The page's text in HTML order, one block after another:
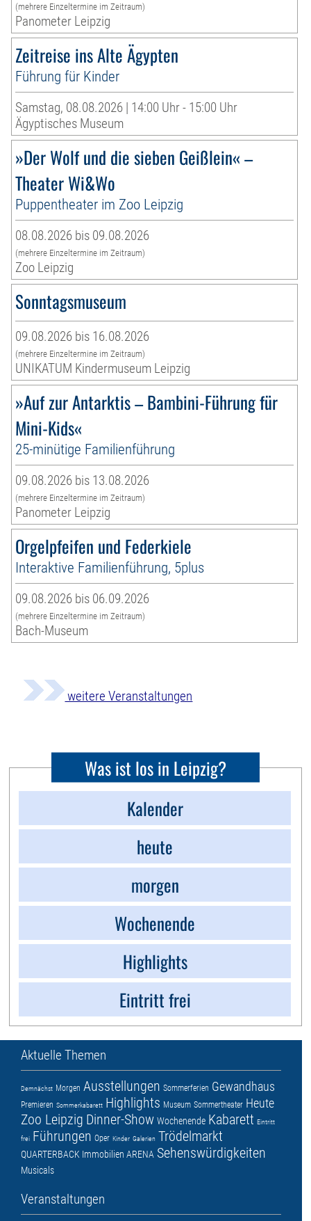
(mehrere Einzeltermine im Zeitraum)
Panometer Leipzig
Zeitreise ins Alte Ägypten
Führung für Kinder
Samstag, 08.08.2026 | 14:00 Uhr - 15:00 Uhr
Ägyptisches Museum
»Der Wolf und die sieben Geißlein« –
Theater Wi&Wo
Puppentheater im Zoo Leipzig
08.08.2026 bis 09.08.2026
(mehrere Einzeltermine im Zeitraum)
Zoo Leipzig
Sonntagsmuseum
09.08.2026 bis 16.08.2026
(mehrere Einzeltermine im Zeitraum)
UNIKATUM Kindermuseum Leipzig
»Auf zur Antarktis – Bambini-Führung für
Mini-Kids«
25-minütige Familienführung
09.08.2026 bis 13.08.2026
(mehrere Einzeltermine im Zeitraum)
Panometer Leipzig
Orgelpfeifen und Federkiele
Interaktive Familienführung, 5plus
09.08.2026 bis 06.09.2026
(mehrere Einzeltermine im Zeitraum)
Bach-Museum
weitere Veranstaltungen
Was ist los in Leipzig?
Kalender
heute
morgen
Wochenende
Highlights
Eintritt frei
Aktuelle Themen
Demnächst Morgen Ausstellungen Sommerferien Gewandhaus
Premieren Sommerkabarett Highlights Museum Sommertheater Heute
Zoo Leipzig Dinner-Show Wochenende Kabarett Eintritt
frei Führungen Oper Kinder Galerien Trödelmarkt
QUARTERBACK Immobilien ARENA Sehenswürdigkeiten
Musicals
Veranstaltungen